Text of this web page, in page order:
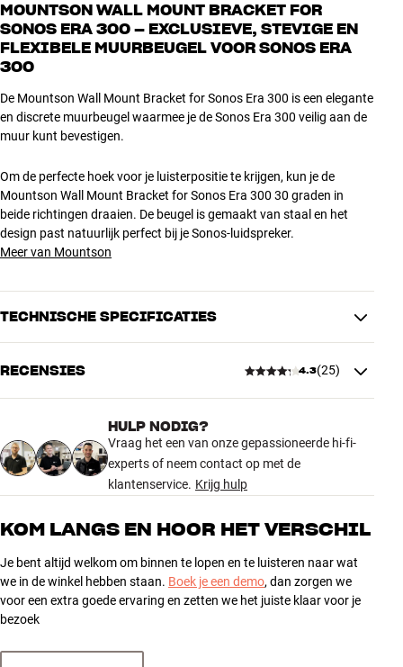
MOUNTSON WALL MOUNT BRACKET FOR
SONOS ERA 300 – EXCLUSIEVE, STEVIGE EN
FLEXIBELE MUURBEUGEL VOOR SONOS ERA
300
De Mountson Wall Mount Bracket for Sonos Era 300 is een elegante
en discrete muurbeugel waarmee je de Sonos Era 300 veilig aan de
muur kunt bevestigen.
Om de perfecte hoek voor je luisterpositie te krijgen, kun je de
Mountson Wall Mount Bracket for Sonos Era 300 30 graden in
beide richtingen draaien. De beugel is gemaakt van staal en het
design past natuurlijk perfect bij je Sonos-luidspreker.
Meer van Mountson
TECHNISCHE SPECIFICATIES
PRESTATIES
Inclusief uitbreidingskabel
Nee
Horizontale draaiing
30 °
AFMETINGEN EN DESIGN
Kleur
Zwart
Gewicht verpakking (kg)
1
Afmetingen (verpakking)
17 x 11 x 21 cm (breedte x
hoogte x diepte)
Afmetingen (product)
9,2 x 18,6 x 14,5 cm (breedte x
RECENSIES 4.3(25)
4.3
25 recensies
4
3 3
2
1
HULP NODIG?
Vraag het een van onze gepassioneerde hi-fi-
experts of neem contact op met de
klantenservice. Krijg hulp
KOM LANGS EN HOOR HET VERSCHIL
Je bent altijd welkom om binnen te lopen en te luisteren naar wat
we in de winkel hebben staan. Boek je een demo, dan zorgen we
voor een extra goede ervaring en zetten we het juiste klaar voor je
bezoek